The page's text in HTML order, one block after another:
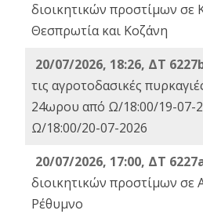
διοικητικών προστίμων σε
Θεσπρωτία και Κοζάνη
20/07/2026, 18:26, ΔΤ
τις αγροτοδασικές
24ωρου από Ω/18:00/19-07-
Ω/18:00/20-07-2026
20/07/2026, 17:00, ΔΤ
διοικητικών προστίμων σε
Ρέθυμνο